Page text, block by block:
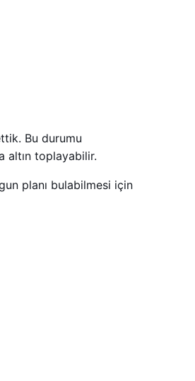
Bu durumu
altın toplayabilir.
planı bulabilmesi için